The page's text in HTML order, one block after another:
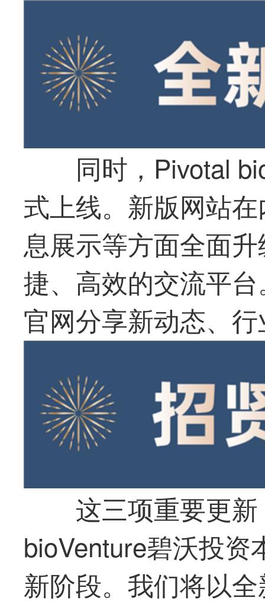
同时，Pivotal
式上线。新版网站
息展示等方面全面
捷、高效的交流平
官网分享新动态、
这三项重要更
bioVenture碧沃投
新阶段。我们将以